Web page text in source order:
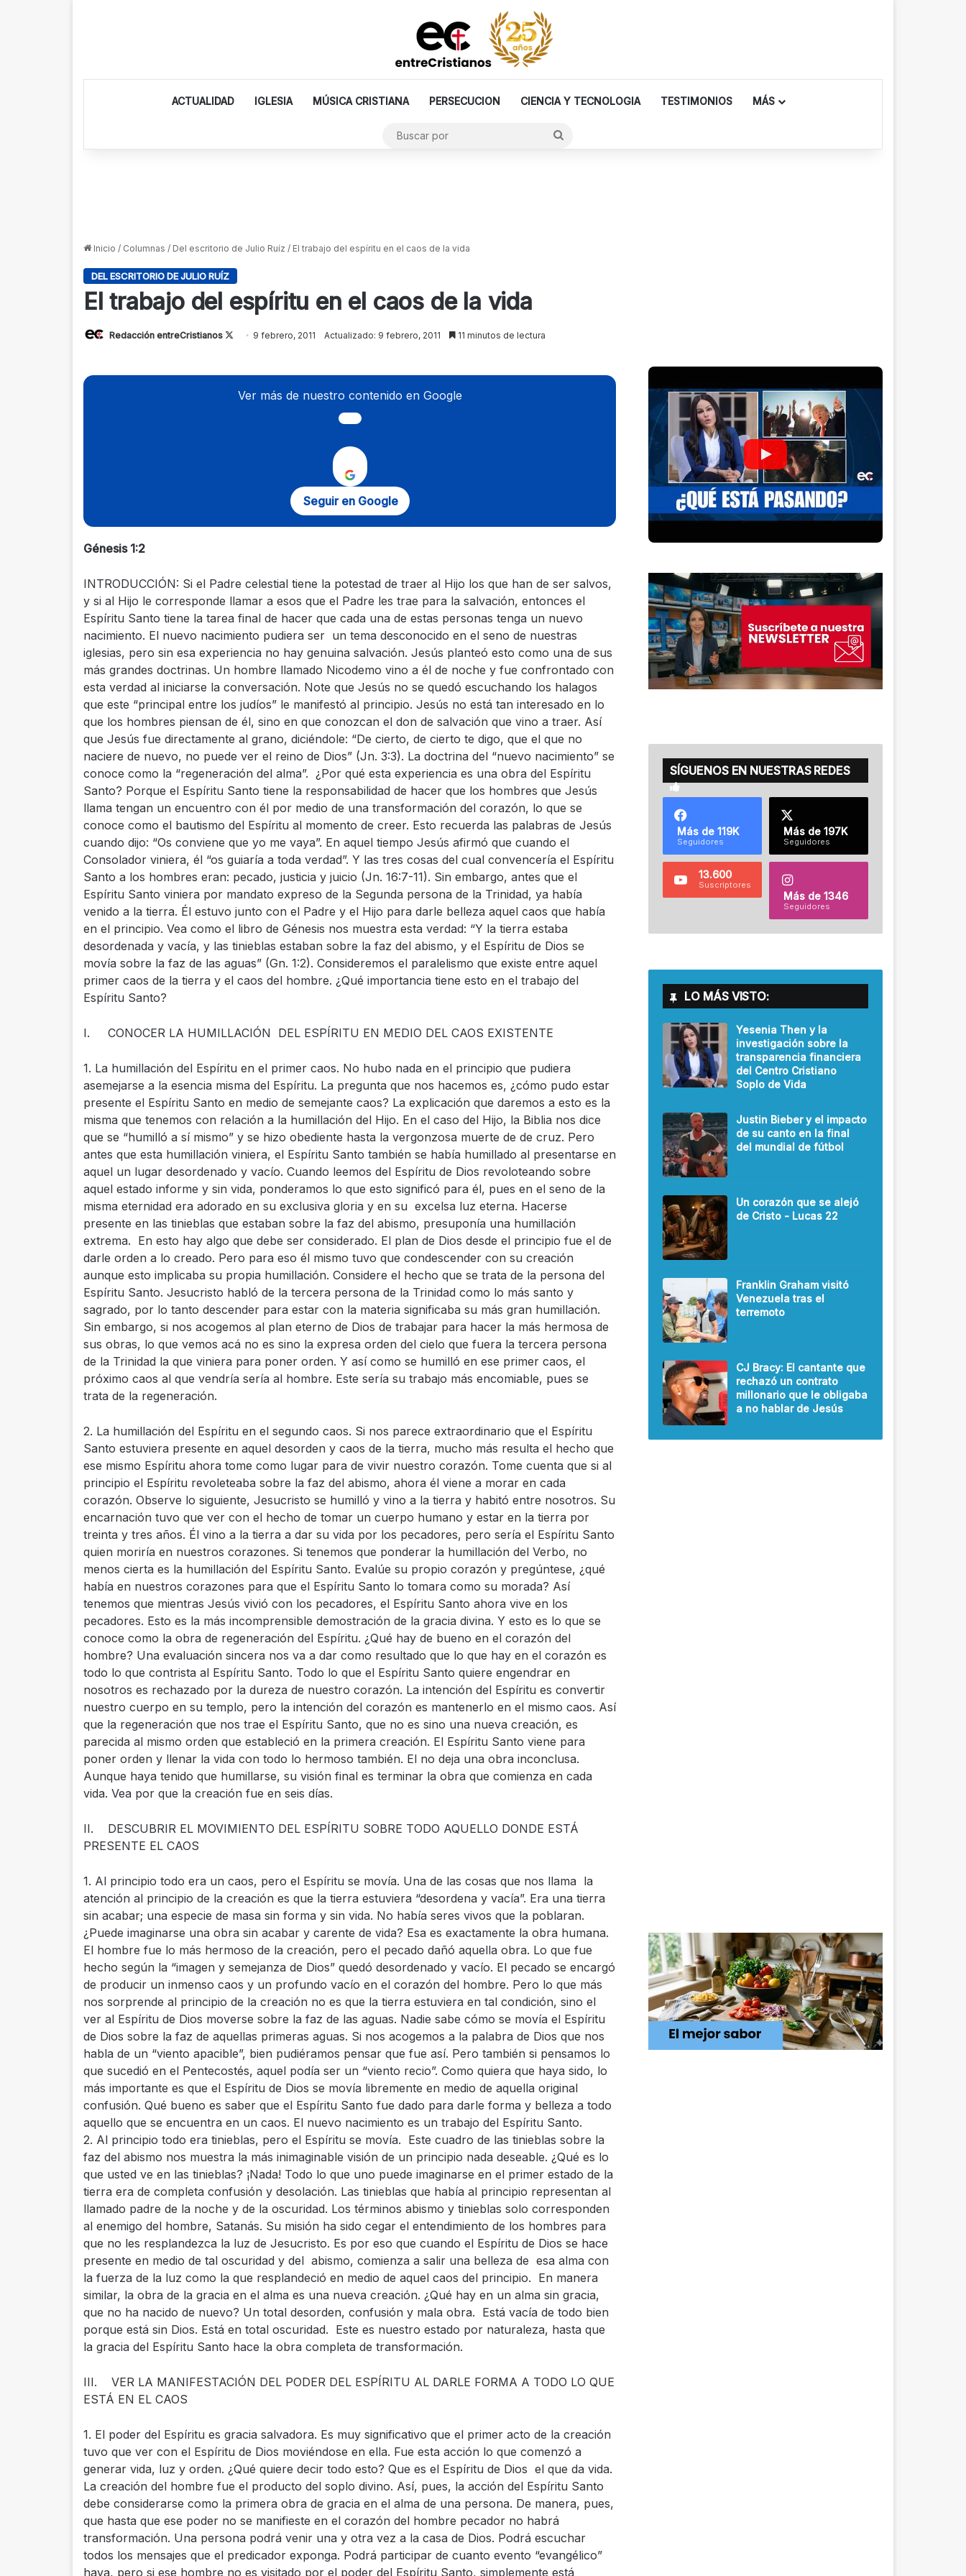
ACTUALIDAD IGLESIA MÚSICA CRISTIANA PERSECUCION CIENCIA Y TECNOLOGIA TESTIMONIOS MÁS
Inicio / Columnas / Del escritorio de Julio Ruíz / El trabajo del espíritu en el caos de la vida
DEL ESCRITORIO DE JULIO RUÍZ
El trabajo del espíritu en el caos de la vida
Redacción entreCristianos
Follow9 febrero, 2011 Actualizado: 9 febrero, 2011 11 minutos de lectura
Ver más de nuestro contenido en Google
Seguir en Google
Génesis 1:2
INTRODUCCIÓN: Si el Padre celestial tiene la potestad de traer al Hijo los que han de ser salvos,
y si al Hijo le corresponde llamar a esos que el Padre les trae para la salvación, entonces el
Espíritu Santo tiene la tarea final de hacer que cada una de estas personas tenga un nuevo
nacimiento. El nuevo nacimiento pudiera ser un tema desconocido en el seno de nuestras
iglesias, pero sin esa experiencia no hay genuina salvación. Jesús planteó esto como una de sus
más grandes doctrinas. Un hombre llamado Nicodemo vino a él de noche y fue confrontado con
esta verdad al iniciarse la conversación. Note que Jesús no se quedó escuchando los halagos
que este “principal entre los judíos” le manifestó al principio. Jesús no está tan interesado en lo
que los hombres piensan de él, sino en que conozcan el don de salvación que vino a traer. Así
que Jesús fue directamente al grano, diciéndole: “De cierto, de cierto te digo, que el que no
naciere de nuevo, no puede ver el reino de Dios” (Jn. 3:3). La doctrina del “nuevo nacimiento” se
conoce como la “regeneración del alma”. ¿Por qué esta experiencia es una obra del Espíritu
Santo? Porque el Espíritu Santo tiene la responsabilidad de hacer que los hombres que Jesús
llama tengan un encuentro con él por medio de una transformación del corazón, lo que se
conoce como el bautismo del Espíritu al momento de creer. Esto recuerda las palabras de Jesús
cuando dijo: “Os conviene que yo me vaya”. En aquel tiempo Jesús afirmó que cuando el
Consolador viniera, él “os guiaría a toda verdad”. Y las tres cosas del cual convencería el Espíritu
Santo a los hombres eran: pecado, justicia y juicio (Jn. 16:7-11). Sin embargo, antes que el
Espíritu Santo viniera por mandato expreso de la Segunda persona de la Trinidad, ya había
venido a la tierra. Él estuvo junto con el Padre y el Hijo para darle belleza aquel caos que había
en el principio. Vea como el libro de Génesis nos muestra esta verdad: “Y la tierra estaba
desordenada y vacía, y las tinieblas estaban sobre la faz del abismo, y el Espíritu de Dios se
movía sobre la faz de las aguas” (Gn. 1:2). Consideremos el paralelismo que existe entre aquel
primer caos de la tierra y el caos del hombre. ¿Qué importancia tiene esto en el trabajo del
Espíritu Santo?
I. CONOCER LA HUMILLACIÓN DEL ESPÍRITU EN MEDIO DEL CAOS EXISTENTE
1. La humillación del Espíritu en el primer caos. No hubo nada en el principio que pudiera
asemejarse a la esencia misma del Espíritu. La pregunta que nos hacemos es, ¿cómo pudo estar
presente el Espíritu Santo en medio de semejante caos? La explicación que daremos a esto es la
misma que tenemos con relación a la humillación del Hijo. En el caso del Hijo, la Biblia nos dice
que se “humilló a sí mismo” y se hizo obediente hasta la vergonzosa muerte de de cruz. Pero
antes que esta humillación viniera, el Espíritu Santo también se había humillado al presentarse en
aquel un lugar desordenado y vacío. Cuando leemos del Espíritu de Dios revoloteando sobre
aquel estado informe y sin vida, ponderamos lo que esto significó para él, pues en el seno de la
misma eternidad era adorado en su exclusiva gloria y en su excelsa luz eterna. Hacerse
presente en las tinieblas que estaban sobre la faz del abismo, presuponía una humillación
extrema. En esto hay algo que debe ser considerado. El plan de Dios desde el principio fue el de
darle orden a lo creado. Pero para eso él mismo tuvo que condescender con su creación
aunque esto implicaba su propia humillación. Considere el hecho que se trata de la persona del
Espíritu Santo. Jesucristo habló de la tercera persona de la Trinidad como lo más santo y
sagrado, por lo tanto descender para estar con la materia significaba su más gran humillación.
Sin embargo, si nos acogemos al plan eterno de Dios de trabajar para hacer la más hermosa de
sus obras, lo que vemos acá no es sino la expresa orden del cielo que fuera la tercera persona
de la Trinidad la que viniera para poner orden. Y así como se humilló en ese primer caos, el
próximo caos al que vendría sería al hombre. Este sería su trabajo más encomiable, pues se
trata de la regeneración.
2. La humillación del Espíritu en el segundo caos. Si nos parece extraordinario que el Espíritu
Santo estuviera presente en aquel desorden y caos de la tierra, mucho más resulta el hecho que
ese mismo Espíritu ahora tome como lugar para de vivir nuestro corazón. Tome cuenta que si al
principio el Espíritu revoleteaba sobre la faz del abismo, ahora él viene a morar en cada
corazón. Observe lo siguiente, Jesucristo se humilló y vino a la tierra y habitó entre nosotros. Su
encarnación tuvo que ver con el hecho de tomar un cuerpo humano y estar en la tierra por
treinta y tres años. Él vino a la tierra a dar su vida por los pecadores, pero sería el Espíritu Santo
quien moriría en nuestros corazones. Si tenemos que ponderar la humillación del Verbo, no
menos cierta es la humillación del Espíritu Santo. Evalúe su propio corazón y pregúntese, ¿qué
había en nuestros corazones para que el Espíritu Santo lo tomara como su morada? Así
tenemos que mientras Jesús vivió con los pecadores, el Espíritu Santo ahora vive en los
pecadores. Esto es la más incomprensible demostración de la gracia divina. Y esto es lo que se
conoce como la obra de regeneración del Espíritu. ¿Qué hay de bueno en el corazón del
hombre? Una evaluación sincera nos va a dar como resultado que lo que hay en el corazón es
todo lo que contrista al Espíritu Santo. Todo lo que el Espíritu Santo quiere engendrar en
nosotros es rechazado por la dureza de nuestro corazón. La intención del Espíritu es convertir
nuestro cuerpo en su templo, pero la intención del corazón es mantenerlo en el mismo caos. Así
que la regeneración que nos trae el Espíritu Santo, que no es sino una nueva creación, es
parecida al mismo orden que estableció en la primera creación. El Espíritu Santo viene para
poner orden y llenar la vida con todo lo hermoso también. El no deja una obra inconclusa.
Aunque haya tenido que humillarse, su visión final es terminar la obra que comienza en cada
vida. Vea por que la creación fue en seis días.
II. DESCUBRIR EL MOVIMIENTO DEL ESPÍRITU SOBRE TODO AQUELLO DONDE ESTÁ
PRESENTE EL CAOS
1. Al principio todo era un caos, pero el Espíritu se movía. Una de las cosas que nos llama la
atención al principio de la creación es que la tierra estuviera “desordena y vacía”. Era una tierra
sin acabar; una especie de masa sin forma y sin vida. No había seres vivos que la poblaran.
¿Puede imaginarse una obra sin acabar y carente de vida? Esa es exactamente la obra humana.
El hombre fue lo más hermoso de la creación, pero el pecado dañó aquella obra. Lo que fue
hecho según la “imagen y semejanza de Dios” quedó desordenado y vacío. El pecado se encargó
de producir un inmenso caos y un profundo vacío en el corazón del hombre. Pero lo que más
nos sorprende al principio de la creación no es que la tierra estuviera en tal condición, sino el
ver al Espíritu de Dios moverse sobre la faz de las aguas. Nadie sabe cómo se movía el Espíritu
de Dios sobre la faz de aquellas primeras aguas. Si nos acogemos a la palabra de Dios que nos
habla de un “viento apacible”, bien pudiéramos pensar que fue así. Pero también si pensamos lo
que sucedió en el Pentecostés, aquel podía ser un “viento recio”. Como quiera que haya sido, lo
más importante es que el Espíritu de Dios se movía libremente en medio de aquella original
confusión. Qué bueno es saber que el Espíritu Santo fue dado para darle forma y belleza a todo
aquello que se encuentra en un caos. El nuevo nacimiento es un trabajo del Espíritu Santo.
2. Al principio todo era tinieblas, pero el Espíritu se movía. Este cuadro de las tinieblas sobre la
faz del abismo nos muestra la más inimaginable visión de un principio nada deseable. ¿Qué es lo
que usted ve en las tinieblas? ¡Nada! Todo lo que uno puede imaginarse en el primer estado de la
tierra era de completa confusión y desolación. Las tinieblas que había al principio representan al
llamado padre de la noche y de la oscuridad. Los términos abismo y tinieblas solo corresponden
al enemigo del hombre, Satanás. Su misión ha sido cegar el entendimiento de los hombres para
que no les resplandezca la luz de Jesucristo. Es por eso que cuando el Espíritu de Dios se hace
presente en medio de tal oscuridad y del abismo, comienza a salir una belleza de esa alma con
la fuerza de la luz como la que resplandeció en medio de aquel caos del principio. En manera
similar, la obra de la gracia en el alma es una nueva creación. ¿Qué hay en un alma sin gracia,
que no ha nacido de nuevo? Un total desorden, confusión y mala obra. Está vacía de todo bien
porque está sin Dios. Está en total oscuridad. Este es nuestro estado por naturaleza, hasta que
la gracia del Espíritu Santo hace la obra completa de transformación.
III. VER LA MANIFESTACIÓN DEL PODER DEL ESPÍRITU AL DARLE FORMA A TODO LO QUE
ESTÁ EN EL CAOS
1. El poder del Espíritu es gracia salvadora. Es muy significativo que el primer acto de la creación
tuvo que ver con el Espíritu de Dios moviéndose en ella. Fue esta acción lo que comenzó a
generar vida, luz y orden. ¿Qué quiere decir todo esto? Que es el Espíritu de Dios el que da vida.
La creación del hombre fue el producto del soplo divino. Así, pues, la acción del Espíritu Santo
debe considerarse como la primera obra de gracia en el alma de una persona. De manera, pues,
que hasta que ese poder no se manifieste en el corazón del hombre pecador no habrá
transformación. Una persona podrá venir una y otra vez a la casa de Dios. Podrá escuchar
todos los mensajes que el predicador exponga. Podrá participar de cuanto evento “evangélico”
haya, pero si ese hombre no es visitado por el poder del Espíritu Santo, simplemente está
SÍGUENOS EN NUESTRAS REDES
Más de 119K
Seguidores
Más de 197K
Seguidores
13.600
Suscriptores
Más de 1346
Seguidores
LO MÁS VISTO:
Yesenia Then y la
investigación sobre la
transparencia financiera
del Centro Cristiano
Soplo de Vida
Justin Bieber y el impacto
de su canto en la final
del mundial de fútbol
Un corazón que se alejó
de Cristo - Lucas 22
Franklin Graham visitó
Venezuela tras el
terremoto
CJ Bracy: El cantante que
rechazó un contrato
millonario que le obligaba
a no hablar de Jesús